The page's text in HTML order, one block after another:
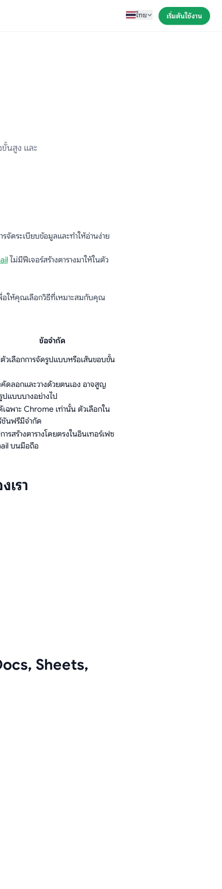
ไทย เริ่มต้นใช้งาน
นสูง และ
จัดระเบียบข้อมูลและทำให้อ่านง่าย
ไม่มีฟีเจอร์สร้างตารางมาให้ในตัว
พื่อให้คุณเลือกวิธีที่เหมาะสมกับคุณ
ข้อจำกัด
วเลือกการจัดรูปแบบหรือเส้นขอบขั้น
ดลอกและวางด้วยตนเอง อาจสูญ
ปแบบบางอย่างไป
เฉพาะ Chrome เท่านั้น ตัวเลือกใน
ชันฟรีมีจำกัด
ารสร้างตารางโดยตรงในอินเทอร์เฟซ
บนมือถือ
เรา
Sheets,